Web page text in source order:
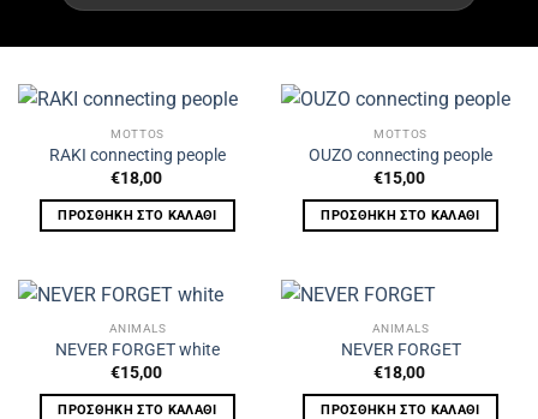
MOTTOS
RAKI connecting people
€18,00
ΠΡΟΣΘΉΚΗ ΣΤΟ ΚΑΛΆΘΙ
MOTTOS
OUZO connecting people
€15,00
ΠΡΟΣΘΉΚΗ ΣΤΟ ΚΑΛΆΘΙ
ANIMALS
NEVER FORGET white
€15,00
ΠΡΟΣΘΉΚΗ ΣΤΟ ΚΑΛΆΘΙ
ANIMALS
NEVER FORGET
€18,00
ΠΡΟΣΘΉΚΗ ΣΤΟ ΚΑΛΆΘΙ